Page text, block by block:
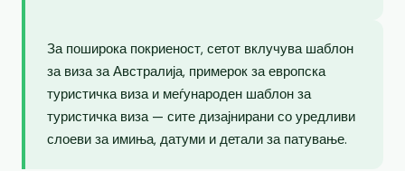
За поширока покриеност, сетот вклучува шаблон
за виза за Австралија, примерок за европска
туристичка виза и меѓународен шаблон за
туристичка виза — сите дизајнирани со уредливи
слоеви за имиња, датуми и детали за патување.